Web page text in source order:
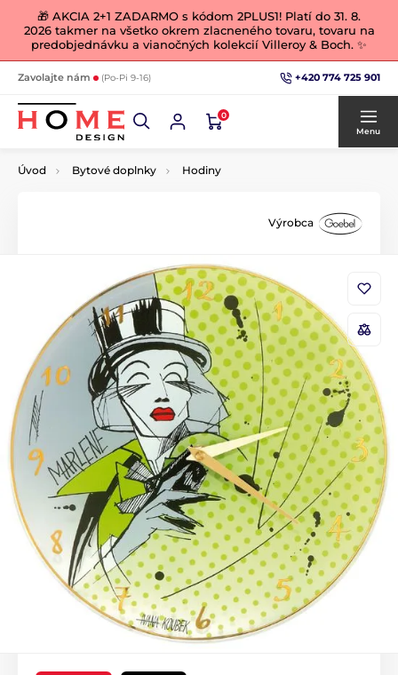
🎁 AKCIA 2+1 ZADARMO s kódom 2PLUS1! Platí do 31. 8.
2026 takmer na všetko okrem zlacneného tovaru, tovaru na
predobjednávku a vianočných kolekcií Villeroy & Boch. ✨
Zavolajte nám (Po-Pi 9-16) +420 774 725 901
0
Menu
Úvod Bytové doplnky Hodiny
Výrobca